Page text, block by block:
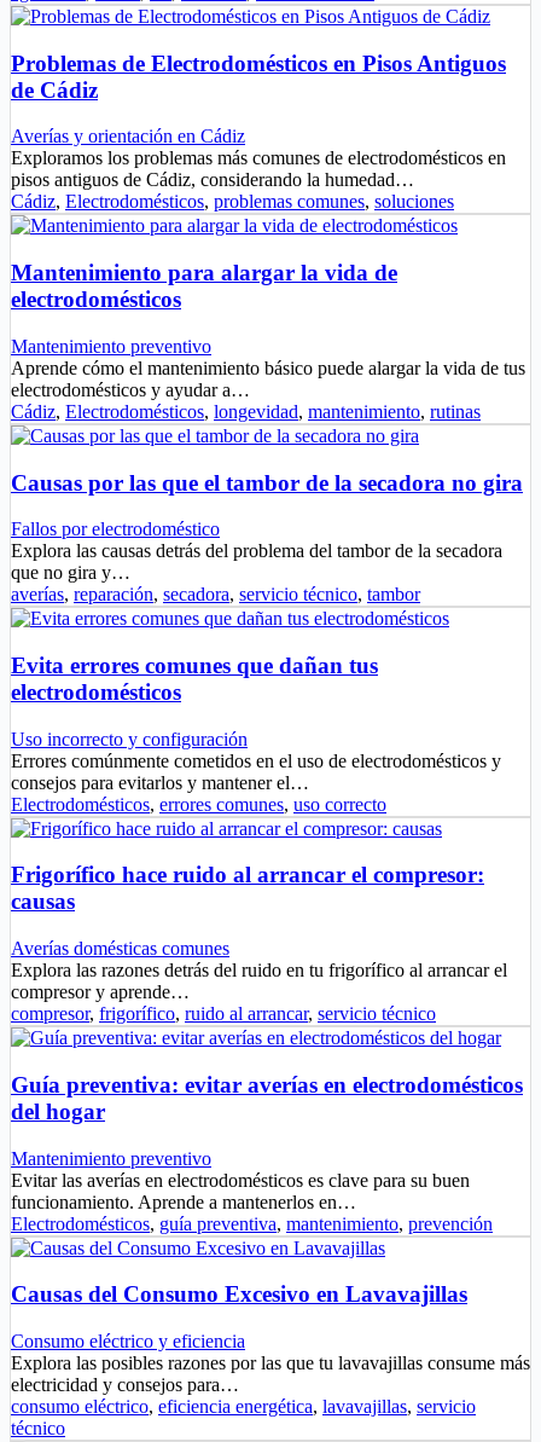
Problemas de Electrodomésticos en Pisos Antiguos
de Cádiz
Averías y orientación en Cádiz
Exploramos los problemas más comunes de electrodomésticos en
pisos antiguos de Cádiz, considerando la humedad…
Cádiz, Electrodomésticos, problemas comunes, soluciones
Mantenimiento para alargar la vida de
electrodomésticos
Mantenimiento preventivo
Aprende cómo el mantenimiento básico puede alargar la vida de tus
electrodomésticos y ayudar a…
Cádiz, Electrodomésticos, longevidad, mantenimiento, rutinas
Causas por las que el tambor de la secadora no gira
Fallos por electrodoméstico
Explora las causas detrás del problema del tambor de la secadora
que no gira y…
averías, reparación, secadora, servicio técnico, tambor
Evita errores comunes que dañan tus
electrodomésticos
Uso incorrecto y configuración
Errores comúnmente cometidos en el uso de electrodomésticos y
consejos para evitarlos y mantener el…
Electrodomésticos, errores comunes, uso correcto
Frigorífico hace ruido al arrancar el compresor:
causas
Averías domésticas comunes
Explora las razones detrás del ruido en tu frigorífico al arrancar el
compresor y aprende…
compresor, frigorífico, ruido al arrancar, servicio técnico
Guía preventiva: evitar averías en electrodomésticos
del hogar
Mantenimiento preventivo
Evitar las averías en electrodomésticos es clave para su buen
funcionamiento. Aprende a mantenerlos en…
Electrodomésticos, guía preventiva, mantenimiento, prevención
Causas del Consumo Excesivo en Lavavajillas
Consumo eléctrico y eficiencia
Explora las posibles razones por las que tu lavavajillas consume más
electricidad y consejos para…
consumo eléctrico, eficiencia energética, lavavajillas, servicio
técnico